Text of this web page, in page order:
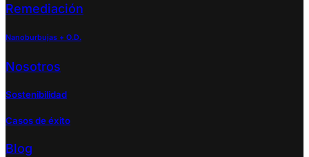
Remediación
Nanoburbujas + O.D.
Nosotros
Sostenibilidad
Casos de éxito
Blog